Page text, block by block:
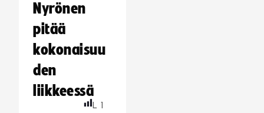
Nyrönen
pitää
kokonaisuu
den
liikkeessä
L 1